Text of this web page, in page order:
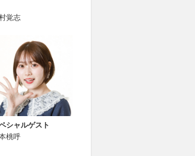
覚志
シャルゲスト
桃呼